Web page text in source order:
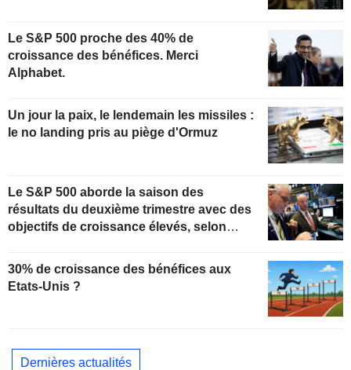
Le S&P 500 proche des 40% de
croissance des bénéfices. Merci
Alphabet.
Un jour la paix, le lendemain les missiles :
le no landing pris au piège d'Ormuz
Le S&P 500 aborde la saison des
résultats du deuxième trimestre avec des
objectifs de croissance élevés, selon
30% de croissance des bénéfices aux
Etats-Unis ?
Dernières actualités